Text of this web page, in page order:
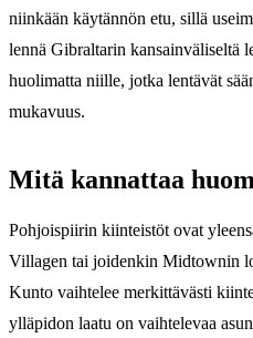
niinkään käytännön etu, sillä
lennä Gibraltarin kansainväliseltä
huolimatta niille, jotka lentävät
mukavuus.
Mitä kannattaa
Pohjoispiirin kiinteistöt ovat
Villagen tai joidenkin Midtownin
Kunto vaihtelee merkittävästi
ylläpidon laatu on vaihtelevaa